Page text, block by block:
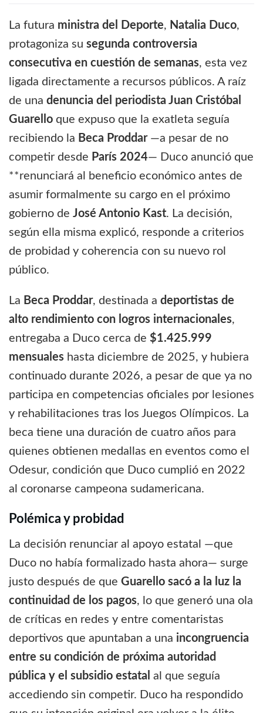
La futura ministra del Deporte, Natalia Duco,
protagoniza su segunda controversia
consecutiva en cuestión de semanas, esta vez
ligada directamente a recursos públicos. A raíz
de una denuncia del periodista Juan Cristóbal
Guarello que expuso que la exatleta seguía
recibiendo la Beca Proddar—a pesar de no
competir desde París 2024— Duco anunció que
**renunciará al beneficio económico antes de
asumir formalmente su cargo en el próximo
gobierno de José Antonio Kast. La decisión,
según ella misma explicó, responde a criterios
de probidad y coherencia con su nuevo rol
público.
La Beca Proddar, destinada a deportistas de
alto rendimiento con logros internacionales,
entregaba a Duco cerca de $1.425.999
mensuales hasta diciembre de 2025, y hubiera
continuado durante 2026, a pesar de que ya no
participa en competencias oficiales por lesiones
y rehabilitaciones tras los Juegos Olímpicos. La
beca tiene una duración de cuatro años para
quienes obtienen medallas en eventos como el
Odesur, condición que Duco cumplió en 2022
al coronarse campeona sudamericana.
Polémica y probidad
La decisión renunciar al apoyo estatal —que
Duco no había formalizado hasta ahora— surge
justo después de que Guarello sacó a la luz la
continuidad de los pagos, lo que generó una ola
de críticas en redes y entre comentaristas
deportivos que apuntaban a una incongruencia
entre su condición de próxima autoridad
pública y el subsidio estatal al que seguía
accediendo sin competir. Duco ha respondido